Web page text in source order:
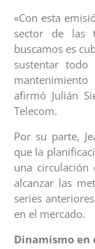
«Con esta
sector de las
buscamos es
sustentar
afirmó Julián
Telecom.
Por su parte,
que la
una
alcanzar las
series
en el mercado.
Dinamismo en